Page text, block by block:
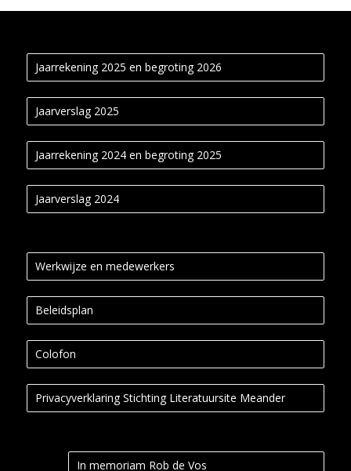
Jaarrekening 2025 en begroting 2026
Jaarverslag 2025
Jaarrekening 2024 en begroting 2025
Jaarverslag 2024
Werkwijze en medewerkers
Beleidsplan
Colofon
Privacyverklaring Stichting Literatuursite Meander
In memoriam Rob de Vos